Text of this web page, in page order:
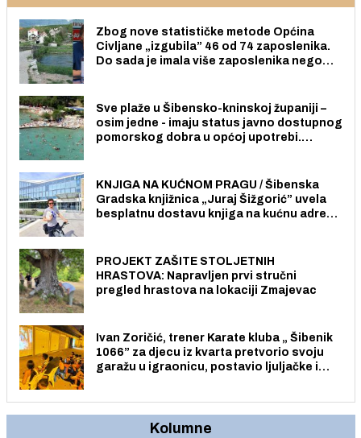
Zbog nove statističke metode Općina
Civljane „izgubila” 46 od 74 zaposlenika.
Do sada je imala više zaposlenika nego
Sve plaže u Šibensko-kninskoj županiji –
osim jedne - imaju status javno dostupnog
pomorskog dobra u općoj upotrebi.
KNJIGA NA KUĆNOM PRAGU / Šibenska
Gradska knjižnica „Juraj Šižgorić” uvela
besplatnu dostavu knjiga na kućnu adresu
PROJEKT ZAŠITE STOLJETNIH
HRASTOVA: Napravljen prvi stručni
pregled hrastova na lokaciji Zmajevac
Ivan Zoričić, trener Karate kluba „ Šibenik
1066” za djecu iz kvarta pretvorio svoju
garažu u igraonicu, postavio ljuljačke i
Kolumne